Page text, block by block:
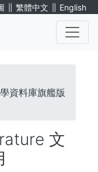
∥ 繁體中文 ∥ English
資料庫旗艦版
文